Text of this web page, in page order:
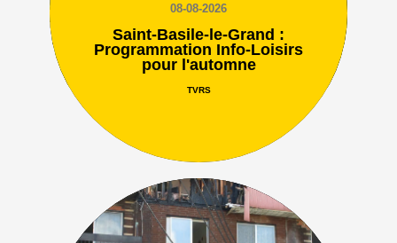
08-08-2026
Saint-Basile-le-Grand :
Programmation Info-Loisirs
pour l'automne
TVRS